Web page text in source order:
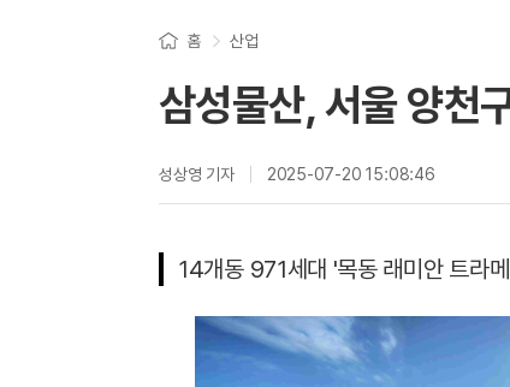
홈 산업
삼성물산, 서울 양천
성상영 기자 2025-07-20 15:08:46
14개동 971세대 '목동 래미안 트라